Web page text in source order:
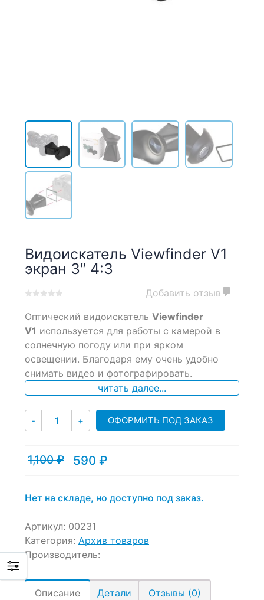
Видоискатель Viewfinder V1
экран 3″ 4:3
out
of
on
customer
ratings
Добавить отзыв
Оптический видоискатель Viewfinder
V1 используется для работы с камерой в
солнечную погоду или при ярком
освещении. Благодаря ему очень удобно
снимать видео и фотографировать.
читать далее...
- Количество
+ ОФОРМИТЬ ПОД ЗАКАЗ
1,100₽
Первоначальная
1,100 ₽.
590 ₽
Текущая
Нет на складе, но доступно под заказ.
Артикул: 00231
Категория: Архив товаров
Производитель:
Описание Детали Отзывы (0)